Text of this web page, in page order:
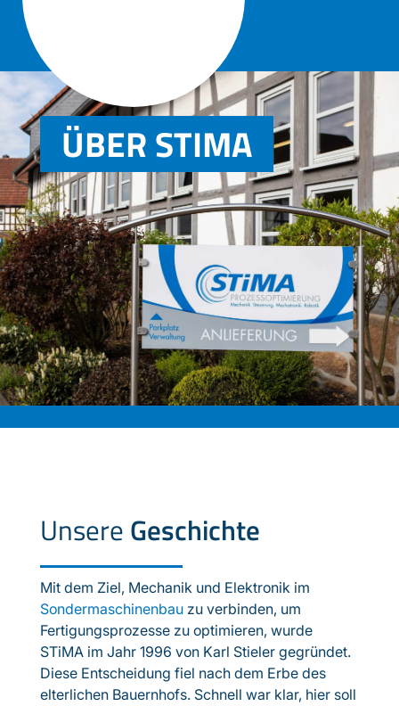
ÜBER STIMA
UnsereGeschichte
Mit dem Ziel, Mechanik und Elektronik im
Sondermaschinenbauzu verbinden, um
Fertigungsprozesse zu optimieren, wurde
STiMA im Jahr 1996 von Karl Stieler gegründet.
Diese Entscheidung fiel nach dem Erbe des
elterlichen Bauernhofs. Schnell war klar, hier soll